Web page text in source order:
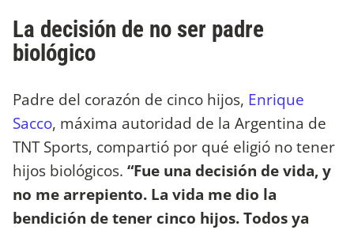
La decisión de no ser padre
biológico
Padre del corazón de cinco hijos, Enrique
Sacco, máxima autoridad de la Argentina de
TNT Sports, compartió por qué eligió no tener
hijos biológicos. “Fue una decisión de vida, y
no me arrepiento. La vida me dio la
bendición de tener cinco hijos. Todos ya